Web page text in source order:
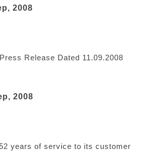
2008
Release Dated 11.09.2008
2008
years of service to its customer